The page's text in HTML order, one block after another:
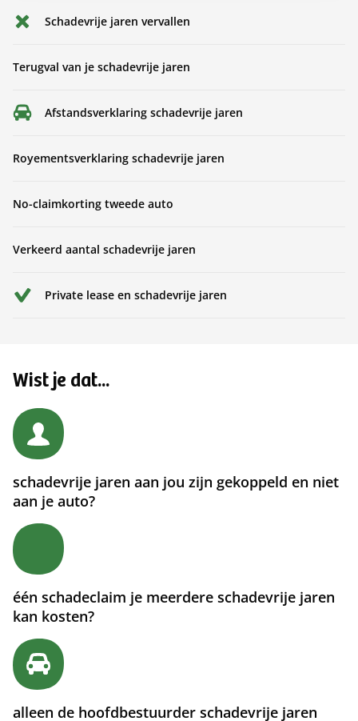
Schadevrije jaren vervallen
Terugval van je schadevrije jaren
Afstandsverklaring schadevrije jaren
Royementsverklaring schadevrije jaren
No-claimkorting tweede auto
Verkeerd aantal schadevrije jaren
Private lease en schadevrije jaren
Wist je dat...
schadevrije jaren aan jou zijn gekoppeld en niet
aan je auto?
één schadeclaim je meerdere schadevrije jaren
kan kosten?
alleen de hoofdbestuurder schadevrije jaren